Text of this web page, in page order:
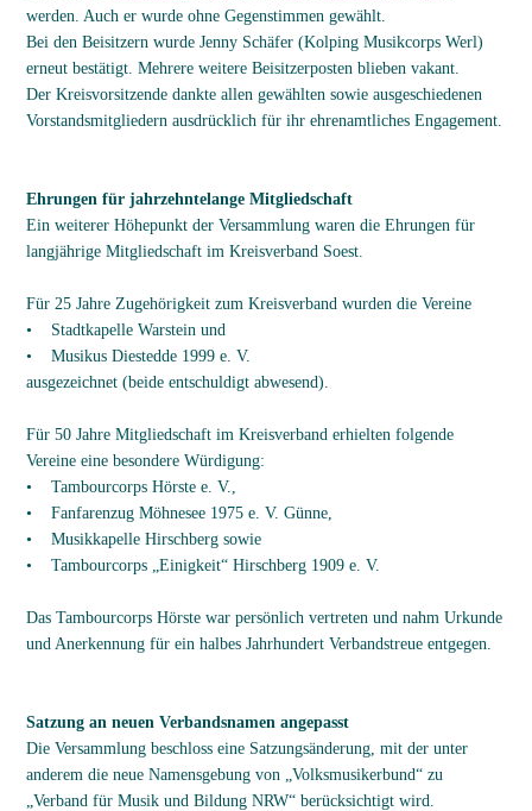
werden. Auch er wurde ohne Gegenstimmen gewählt.
Bei den Beisitzern wurde Jenny Schäfer (Kolping Musikcorps Werl)
erneut bestätigt. Mehrere weitere Beisitzerposten blieben vakant.
Der Kreisvorsitzende dankte allen gewählten sowie ausgeschiedenen
Vorstandsmitgliedern ausdrücklich für ihr ehrenamtliches Engagement.
Ehrungen für jahrzehntelange Mitgliedschaft
Ein weiterer Höhepunkt der Versammlung waren die Ehrungen für
langjährige Mitgliedschaft im Kreisverband Soest.
Für 25 Jahre Zugehörigkeit zum Kreisverband wurden die Vereine
• Stadtkapelle Warstein und
• Musikus Diestedde 1999 e. V.
ausgezeichnet (beide entschuldigt abwesend).
Für 50 Jahre Mitgliedschaft im Kreisverband erhielten folgende
Vereine eine besondere Würdigung:
• Tambourcorps Hörste e. V.,
• Fanfarenzug Möhnesee 1975 e. V. Günne,
• Musikkapelle Hirschberg sowie
• Tambourcorps „Einigkeit“ Hirschberg 1909 e. V.
Das Tambourcorps Hörste war persönlich vertreten und nahm Urkunde
und Anerkennung für ein halbes Jahrhundert Verbandstreue entgegen.
Satzung an neuen Verbandsnamen angepasst
Die Versammlung beschloss eine Satzungsänderung, mit der unter
anderem die neue Namensgebung von „Volksmusikerbund“ zu
„Verband für Musik und Bildung NRW“ berücksichtigt wird.